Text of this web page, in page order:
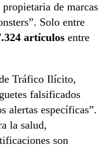
propietaria de marcas
Solo entre
artículos entre
Tráfico Ilícito,
falsificados
alertas específicas”.
la salud,
son